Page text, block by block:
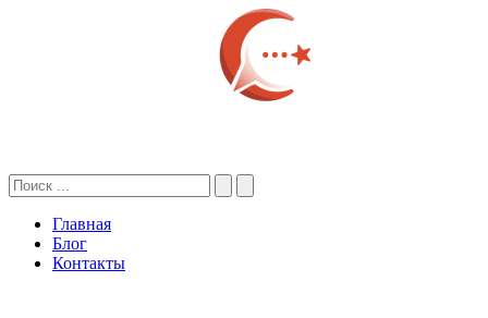
Главная
Блог
Контакты